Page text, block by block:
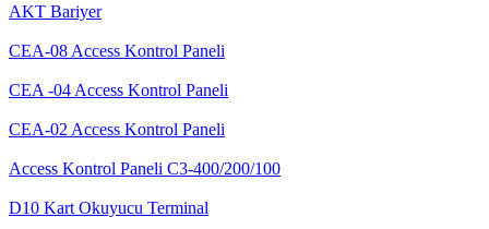
AKT Bariyer
CEA-08 Access Kontrol Paneli
CEA -04 Access Kontrol Paneli
CEA-02 Access Kontrol Paneli
Access Kontrol Paneli C3-400/200/100
D10 Kart Okuyucu Terminal